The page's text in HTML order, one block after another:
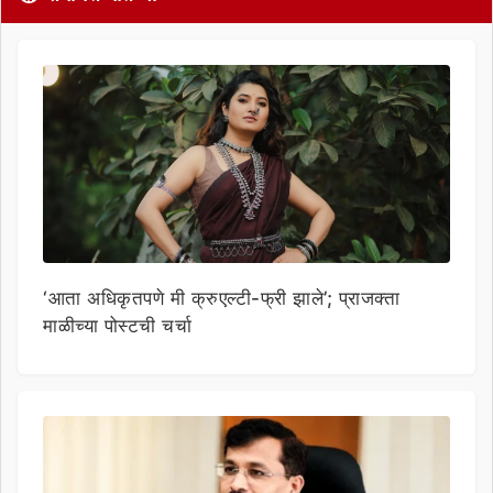
‘आता अधिकृतपणे मी क्रुएल्टी-फ्री झाले’; प्राजक्ता
माळीच्या पोस्टची चर्चा